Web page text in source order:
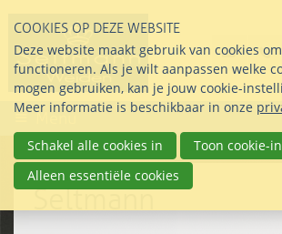
links
over
Direct
naar
inhoud
Direct
naar
het
Stel uw
Menu
Seltmann
COOKIES OP DEZE WEBSITE
Deze website maakt gebruik van cookies
functioneren. Als je wilt aanpassen welke
mogen gebruiken, kan je jouw cookie-
Meer informatie is beschikbaar in onze
Schakel alle cookies in
Toon cookie-
Alleen essentiële cookies